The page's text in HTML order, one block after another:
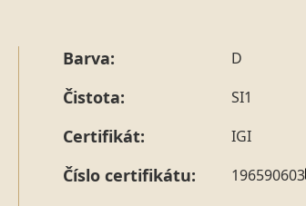
Barva: D
Čistota: SI1
Certifikát: IGI
Číslo certifikátu: 196590603